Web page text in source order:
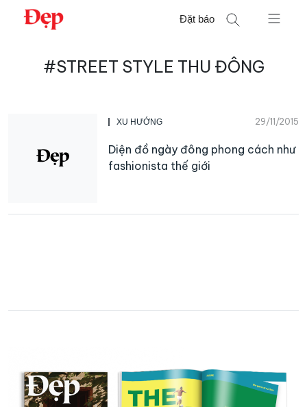
Chuyển
Đặt báo
#STREET STYLE THU ĐÔNG
XU HƯỚNG 29/11/2015
Diện đồ ngày đông phong cách như
fashionista thế giới